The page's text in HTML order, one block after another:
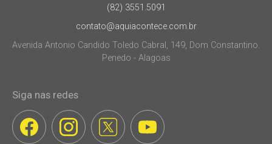
(82) 3551.5091
contato@aquiacontece.com.br
Avenida Antonio Candido Toledo Cabral, 149, Dom Constantino.
Penedo - Alagoas
Siga nas redes